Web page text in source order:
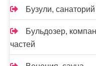
Бузули, санаторий
Бульдозер,
частей